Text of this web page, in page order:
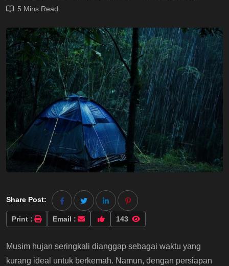
5 Mins Read
Share Post:
Print : Email : 143
Musim hujan seringkali dianggap sebagai waktu yang
kurang ideal untuk berkemah. Namun, dengan persiapan